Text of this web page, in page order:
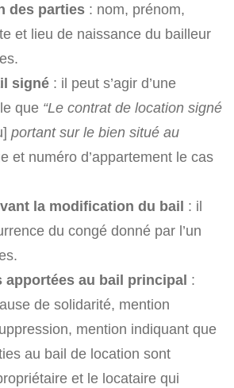
des parties : nom, prénom,
et lieu de naissance du bailleur
signé : il peut s’agir d’une
que “Le contrat de location signé
portant sur le bien situé au
et numéro d’appartement le cas
la modification du bail : il
du congé donné par l’un
apportées au bail principal :
de solidarité, mention
mention indiquant que
au bail de location sont
et le locataire qui